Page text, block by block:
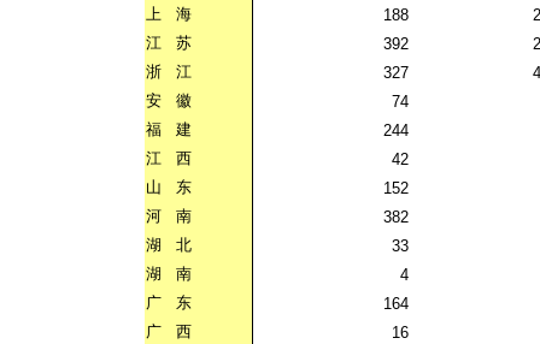
上
海 188
江
苏 392
浙
江 327
安
徽
74
福
建
244
江
西
42
山
东
152
河
南
382
湖
北
33
湖
南
4
广
东
164
广
西
16